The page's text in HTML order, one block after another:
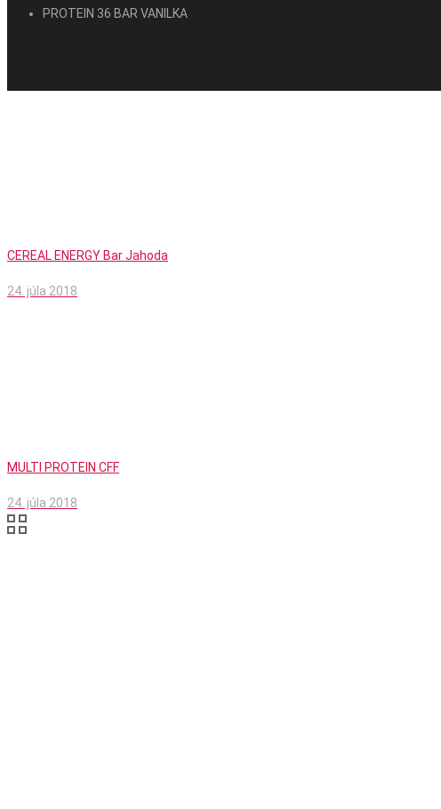
PROTEIN 36 BAR VANILKA
CEREAL ENERGY Bar Jahoda
24. júla 2018
MULTI PROTEIN CFF
24. júla 2018